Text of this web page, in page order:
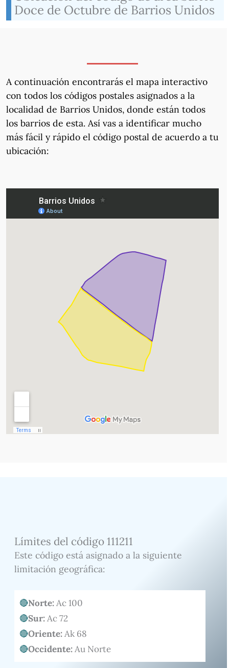
Doce de Octubre de Barrios Unidos
A continuación encontrarás el mapa interactivo
con todos los códigos postales asignados a la
localidad de Barrios Unidos, donde están todos
los barrios de esta. Así vas a identificar mucho
más fácil y rápido el código postal de acuerdo a tu
ubicación:
Límites del código 111211
Este código está asignado a la siguiente
limitación geográfica:
Norte:Ac 100
Sur:Ac 72
Oriente:Ak 68
Occidente:Au Norte